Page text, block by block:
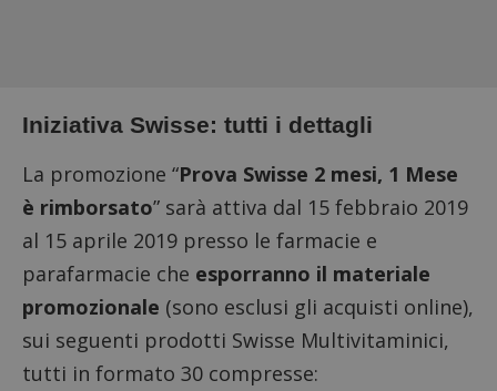
Iniziativa Swisse: tutti i dettagli
La promozione “Prova Swisse 2 mesi, 1 Mese
è rimborsato” sarà attiva dal 15 febbraio 2019
al 15 aprile 2019 presso le farmacie e
parafarmacie che esporranno il materiale
promozionale (sono esclusi gli acquisti online),
sui seguenti prodotti Swisse Multivitaminici,
tutti in formato 30 compresse: